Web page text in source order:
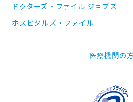
ドクターズ・ファイル ジョブズ
ホスピタルズ・ファイル
医療機関の